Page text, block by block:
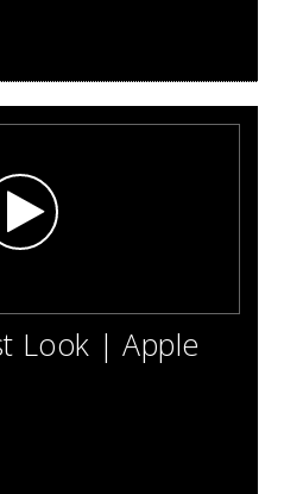
Look | Apple